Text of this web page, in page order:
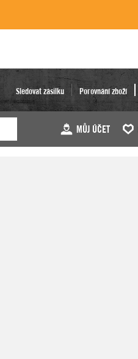
Sledovat zásilku Porovnání zboží
MŮJ ÚČET